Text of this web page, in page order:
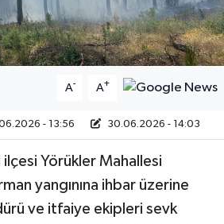
A- A+
- 13:56 30.06.2026 - 14:03
ilçesi Yörükler Mahallesi
yangınına ihbar üzerine
ve itfaiye ekipleri sevk